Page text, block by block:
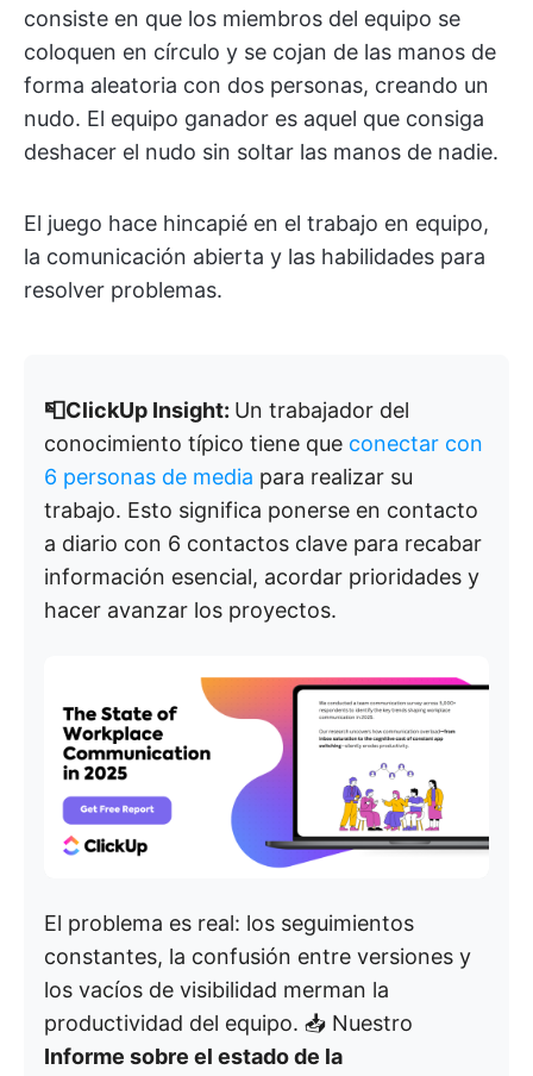
consiste en que los miembros del equipo se
coloquen en círculo y se cojan de las manos de
forma aleatoria con dos personas, creando un
nudo. El equipo ganador es aquel que consiga
deshacer el nudo sin soltar las manos de nadie.
El juego hace hincapié en el trabajo en equipo,
la comunicación abierta y las habilidades para
resolver problemas.
📮ClickUp Insight: Un trabajador del
conocimiento típico tiene que conectar con
6 personas de media para realizar su
trabajo. Esto significa ponerse en contacto
a diario con 6 contactos clave para recabar
información esencial, acordar prioridades y
hacer avanzar los proyectos.
El problema es real: los seguimientos
constantes, la confusión entre versiones y
los vacíos de visibilidad merman la
productividad del equipo. 📥 Nuestro
Informe sobre el estado de la